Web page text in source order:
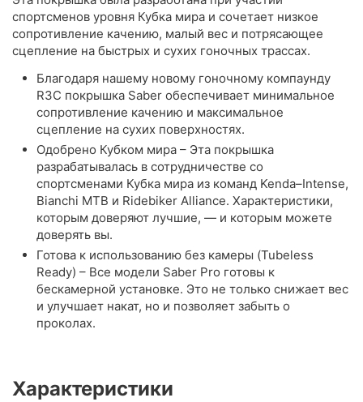
спортсменов уровня Кубка мира и сочетает низкое
сопротивление качению, малый вес и потрясающее
сцепление на быстрых и сухих гоночных трассах.
Благодаря нашему новому гоночному компаунду
R3C покрышка Saber обеспечивает минимальное
сопротивление качению и максимальное
сцепление на сухих поверхностях.
Одобрено Кубком мира – Эта покрышка
разрабатывалась в сотрудничестве со
спортсменами Кубка мира из команд Kenda–Intense,
Bianchi MTB и Ridebiker Alliance. Характеристики,
которым доверяют лучшие, — и которым можете
доверять вы.
Готова к использованию без камеры (Tubeless
Ready) – Все модели Saber Pro готовы к
бескамерной установке. Это не только снижает вес
и улучшает накат, но и позволяет забыть о
проколах.
Характеристики